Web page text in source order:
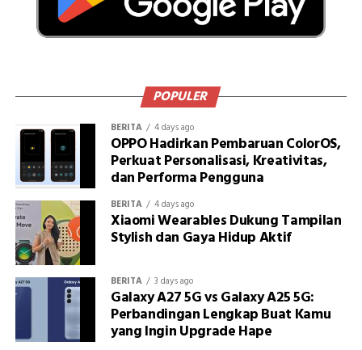
POPULER
BERITA 4 days ago
OPPO Hadirkan Pembaruan ColorOS,
Perkuat Personalisasi, Kreativitas,
dan Performa Pengguna
BERITA 4 days ago
Xiaomi Wearables Dukung Tampilan
Stylish dan Gaya Hidup Aktif
BERITA 3 days ago
Galaxy A27 5G vs Galaxy A25 5G:
Perbandingan Lengkap Buat Kamu
yang Ingin Upgrade Hape